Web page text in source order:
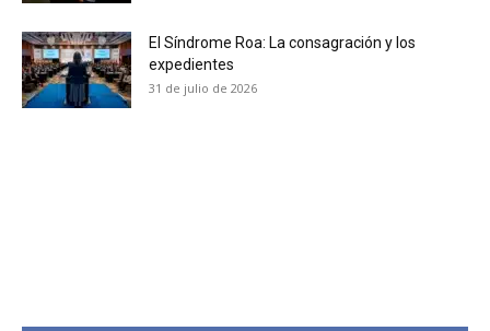
No te pierdas de las
El Síndrome Roa: La consagración y los
expedientes
31 de julio de 2026